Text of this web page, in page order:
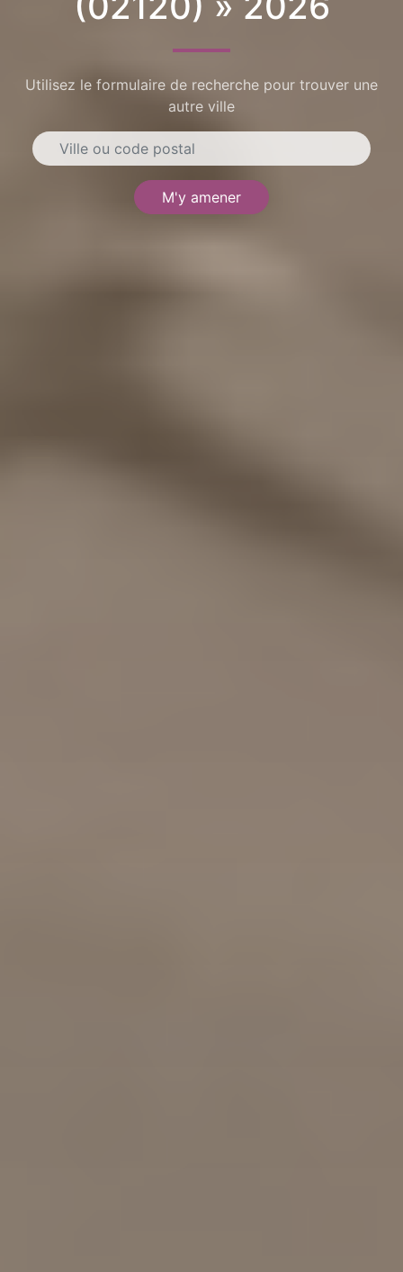
Utilisez le formulaire de recherche pour trouver une
autre ville
M'y amener